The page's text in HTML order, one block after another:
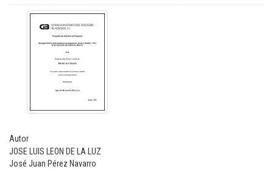
Autor
JOSE LUIS LEON DE LA LUZ
José Juan Pérez Navarro